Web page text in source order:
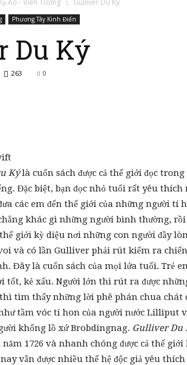
Ảo - Viễn Tưởng Gulliver Du Ký
Phương Tây Kinh Điển
Du Ký
263 0
Kýlà cuốn sách được cả thế giới đọc
Đặc biệt, bạn đọc nhỏ tuổi rất yêu
các em đến thế giới của những người tí
khác gì những người bình thường, rồi
giới kỳ diệu nơi những con người đầy
và có lần Gulliver phải rút kiếm ra
Đây là cuốn sách của mọi lứa tuổi. Trẻ
tốt, kẻ xấu. Người lớn thì rút ra được
tìm thấy những lời phê phán chua chát
tầm vóc tí hon của người nước Lilliput
khổng lồ xứ Brobdingnag. Gulliver Du
năm 1726 và nhanh chóng được cả thế
vẫn được nhiều thế hệ độc giả yêu